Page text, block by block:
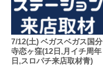
7/12(土) ベガスベガス国分
寺恋ヶ窪(12日,月イチ周年
日,スロパチ来店取材青)